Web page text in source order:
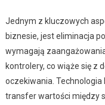
Jednym z kluczowych
biznesie, jest eliminacja
wymagają
kontrolery, co wiąże się z
oczekiwania.
transfer wartości między